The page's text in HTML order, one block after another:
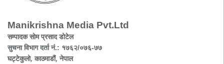
Manikrishna Media Pvt.Ltd
सम्पादक सोम प्रसाद डोटेल
सुचना विभाग दर्ता नं.: १७६२/०७६-७७
घट्टेकुलो, काठमाडौं, नेपाल